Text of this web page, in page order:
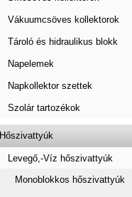
Vákuumcsöves kollektorok
Tároló és hidraulikus blokk
Napelemek
Napkollektor szettek
Szolár tartozékok
Hőszivattyúk
Levegő,-Víz hőszivattyúk
Monoblokkos hőszivattyúk